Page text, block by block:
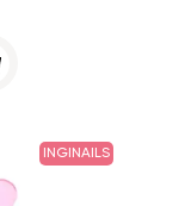
INGINAILS